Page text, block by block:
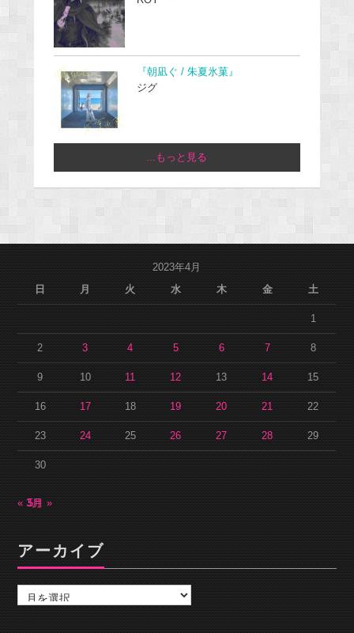
『朝凪ぐ / 朱夏氷菓』
ジグ
...もっと見る
2023年4月
日
月 火 水 木 金 土
1
2 3 4 5 6 7 8
9 10 11 12 13 14 15
16 17 18 19 20 21 22
23 24 25 26 27 28 29
30
« 3月5月 »
アーカイブ
カ